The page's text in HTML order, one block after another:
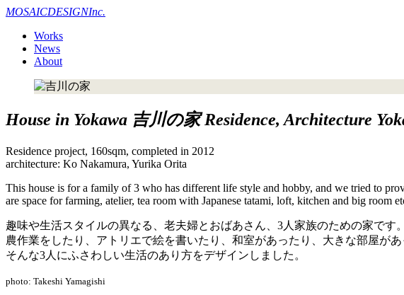
MOSAICDESIGNInc.
Works
News
About
House in Yokawa 吉川の家 Residence, Architecture
Residence project, 160sqm, completed in 2012
architecture: Ko Nakamura, Yurika Orita
This house is for a family of 3 who has different life style and hobby, and we tried to
are space for farming, atelier, tea room with Japanese tatami, loft, kitchen and big
趣味や生活スタイルの異なる、老夫婦とおばあさん、3人家族のための家で
農作業をしたり、アトリエで絵を書いたり、和室があったり、大きな部屋が
そんな3人にふさわしい生活のあり方をデザインしました。
photo: Takeshi Yamagishi